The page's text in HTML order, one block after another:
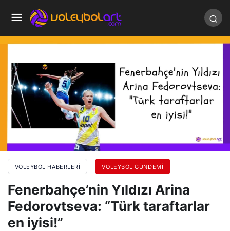
VOLEYBOL HABERLERI VOLEYBOL GÜNDEMI
Fenerbahçe’nin Yıldızı Arina
Fedorovtseva: “Türk taraftarlar
en iyisi!”